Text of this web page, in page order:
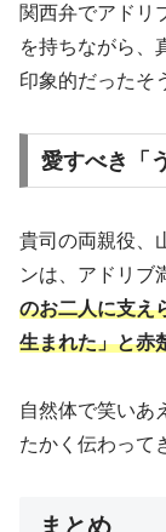
関西弁でアドリ
を持ちながら、
印象的だったそ
愛すべき「
貴司の両親役、
ンは、アドリブ
のお二人に支え
生まれた」と赤
自然体で笑いあ
たかく伝わって
まとめ